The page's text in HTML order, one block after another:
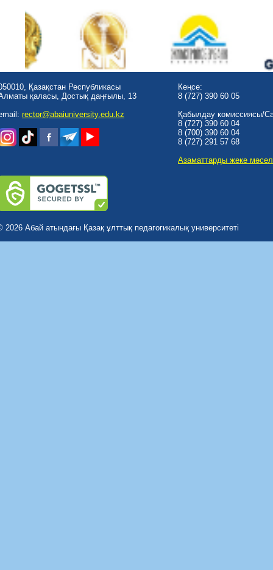
Қазақстан Республикасы
қаласы, Достық даңғылы, 13
rector@abaiuniversity.edu.kz
Кеңсе:
8 (727) 390 60 05
Қабылдау комиссиясы/
8 (727) 390 60 04
8 (700) 390 60 04
8 (727) 291 57 68
Азаматтарды жеке
2026 Абай атындағы Қазақ ұлттық педагогикалық университеті